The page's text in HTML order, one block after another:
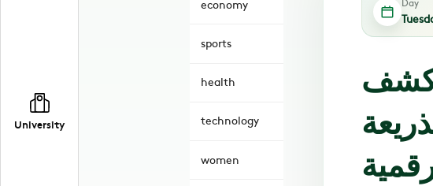
University
economy
sports
health
technology
women